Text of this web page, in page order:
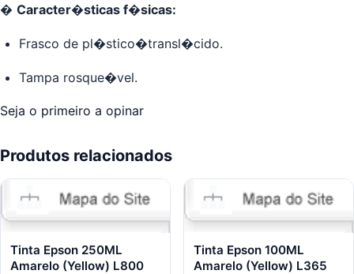
� Caracter�sticas f�sicas:
Frasco de pl�stico�transl�cido.
Tampa rosque�vel.
Seja o primeiro a opinar
Produtos relacionados
Tinta Epson 250ML
Amarelo (Yellow) L800
Tinta Epson 100ML
Amarelo (Yellow) L365